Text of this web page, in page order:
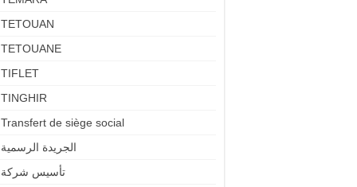
TETOUAN
TETOUANE
TIFLET
TINGHIR
Transfert de siège social
الجريدة الرسمية
تأسيس شركة